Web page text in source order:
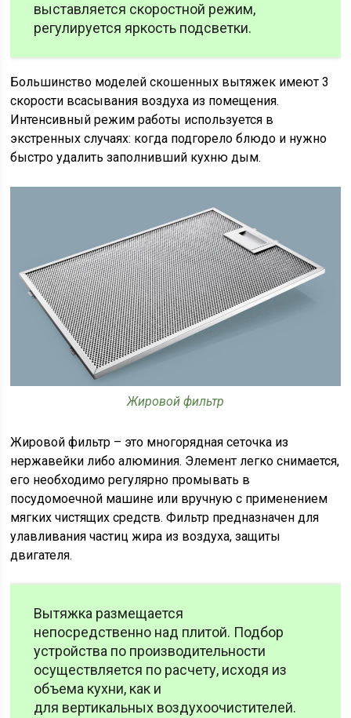
выставляется скоростной режим,
регулируется яркость подсветки.
Большинство моделей скошенных вытяжек имеют 3
скорости всасывания воздуха из помещения.
Интенсивный режим работы используется в
экстренных случаях: когда подгорело блюдо и нужно
быстро удалить заполнивший кухню дым.
Жировой фильтр
Жировой фильтр – это многорядная сеточка из
нержавейки либо алюминия. Элемент легко снимается,
его необходимо регулярно промывать в
посудомоечной машине или вручную с применением
мягких чистящих средств. Фильтр предназначен для
улавливания частиц жира из воздуха, защиты
двигателя.
Вытяжка размещается
непосредственно над плитой. Подбор
устройства по производительности
осуществляется по расчету, исходя из
объема кухни, как и
для вертикальных воздухоочистителей.